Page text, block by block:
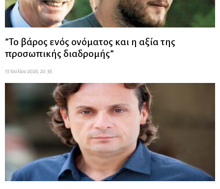
”Το βάρος ενός ονόματος και η αξία της
προσωπικής διαδρομής”
13 Ιουλίου 2026, 20:36